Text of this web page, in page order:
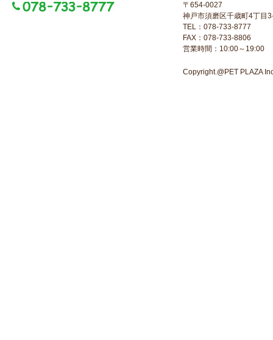
〒654-0027
神戸市須磨区千歳町4丁目
TEL：078-733-8777
FAX：078-733-8806
営業時間：10:00～19:00
Copyright.@PET PLAZA